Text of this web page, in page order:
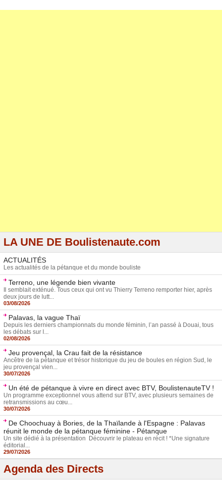
LA UNE DE Boulistenaute.com
ACTUALITÉS
Les actualités de la pétanque et du monde bouliste
Terreno, une légende bien vivante
Il semblait exténué. Tous ceux qui ont vu Thierry Terreno remporter hier, après
deux jours de lutt...
03/08/2026
Palavas, la vague Thaï
Depuis les derniers championnats du monde féminin, l’an passé à Douai, tous
les débats sur l...
02/08/2026
Jeu provençal, la Crau fait de la résistance
Ancêtre de la pétanque et trésor historique du jeu de boules en région Sud, le
jeu provençal vien...
30/07/2026
Un été de pétanque à vivre en direct avec BTV, BoulistenauteTV !
Un programme exceptionnel vous attend sur BTV, avec plusieurs semaines de
retransmissions au cœu...
30/07/2026
De Choochuay à Bories, de la Thaïlande à l'Espagne : Palavas
réunit le monde de la pétanque féminine - Pétanque
Un site dédié à la présentation Découvrir le plateau en récit ! *Une signature
éditorial...
29/07/2026
Agenda des Directs